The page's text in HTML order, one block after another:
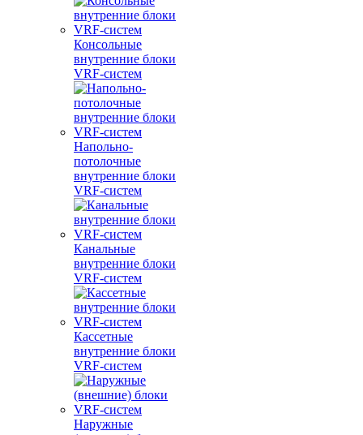
Консольные
внутренние блоки
VRF-систем
Напольно-
потолочные
внутренние блоки
VRF-систем
Канальные
внутренние блоки
VRF-систем
Кассетные
внутренние блоки
VRF-систем
Наружные